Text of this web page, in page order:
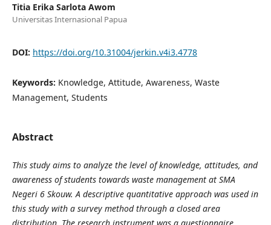
Titia Erika Sarlota Awom
Universitas Internasional Papua
DOI: https://doi.org/10.31004/jerkin.v4i3.4778
Keywords: Knowledge, Attitude, Awareness, Waste
Management, Students
Abstract
This study aims to analyze the level of knowledge, attitudes, and
awareness of students towards waste management at SMA
Negeri 6 Skouw. A descriptive quantitative approach was used in
this study with a survey method through a closed area